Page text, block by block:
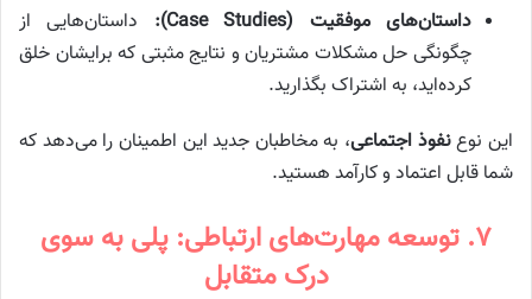
داستان‌های موفقیت (Case Studies):
داستان‌هایی از
چگونگی حل مشکلات مشتریان و نتایج مثبتی که برایشان خلق
کرده‌اید، به اشتراک بگذارید.
این نوعنفوذ اجتماعی، به مخاطبان جدید این اطمینان را می‌دهد که
شما قابل اعتماد و کارآمد هستید.
۷. توسعه مهارت‌های ارتباطی: پلی به سوی
درک متقابل